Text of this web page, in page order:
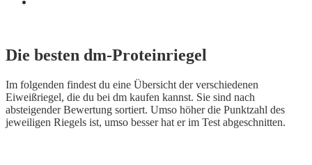
Die besten dm-Proteinriegel
Im folgenden findest du eine Übersicht der verschiedenen
Eiweißriegel, die du bei dm kaufen kannst. Sie sind nach
absteigender Bewertung sortiert. Umso höher die Punktzahl des
jeweiligen Riegels ist, umso besser hat er im Test abgeschnitten.